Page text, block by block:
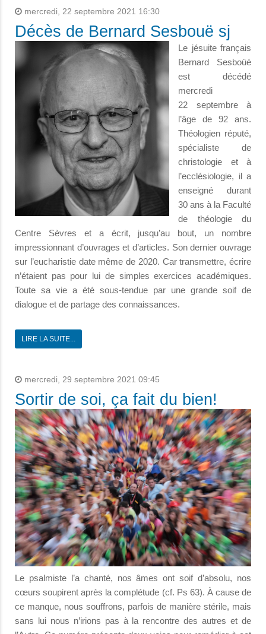
mercredi, 22 septembre 2021 16:30
Décès de Bernard Sesbouë sj
Le jésuite français
Bernard Sesboüé
est décédé
mercredi
22 septembre à
l’âge de 92 ans.
Théologien réputé,
spécialiste de
christologie et à
l’ecclésiologie, il a
enseigné durant
30 ans à la Faculté
de théologie du
Centre Sèvres et a écrit, jusqu’au bout, un nombre
impressionnant d’ouvrages et d’articles. Son dernier ouvrage
sur l’eucharistie date même de 2020. Car transmettre, écrire
n’étaient pas pour lui de simples exercices académiques.
Toute sa vie a été sous-tendue par une grande soif de
dialogue et de partage des connaissances.
LIRE LA SUITE...
mercredi, 29 septembre 2021 09:45
Sortir de soi, ça fait du bien!
Le psalmiste l’a chanté, nos âmes ont soif d’absolu, nos
cœurs soupirent après la complétude (cf. Ps 63). À cause de
ce manque, nous souffrons, parfois de manière stérile, mais
sans lui nous n’irions pas à la rencontre des autres et de